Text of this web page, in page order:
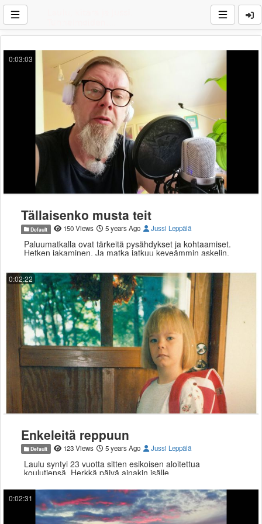
0:03:03
Tällaisenko musta teit
Default 150 Views 5 years Ago Jussi Leppälä
Paluumatkalla ovat tärkeitä pysähdykset ja kohtaamiset.
Hetken jakaminen. Ja matka jatkuu keveämmin askelin.
0:02:22
Enkeleitä reppuun
Default 123 Views 5 years Ago Jussi Leppälä
Laulu syntyi 23 vuotta sitten esikoisen aloitettua
koulutiensä. Herkkä päivä ainakin isälle.
0:02:31